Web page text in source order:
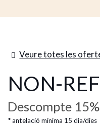
Veure totes les
NON-
Descompte 15%
antelació mínima 15 dia/dies